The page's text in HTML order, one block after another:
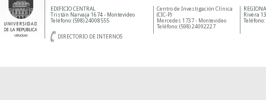
Rivera
Teléfono:
Centro de Investigación Clínica
(CIC-P)
Mercedes 1737 - Montevideo
Teléfono: (598) 24092227
EDIFICIO CENTRAL
Tristán Narvaja 1674 - Montevideo
Teléfono: (598) 24008555
DIRECTORIO DE INTERNOS